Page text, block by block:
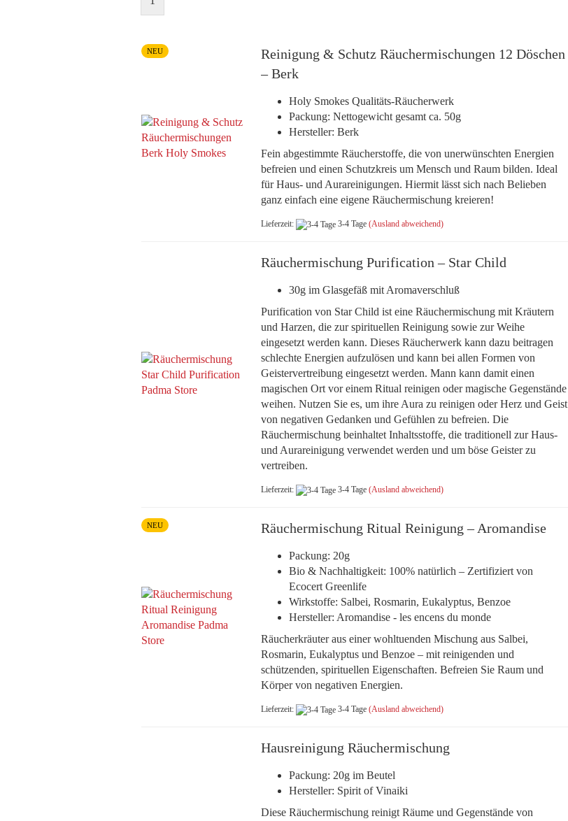
NEU
Reinigung & Schutz Räuchermischungen 12 Döschen
– Berk
Holy Smokes Qualitäts-Räucherwerk
Packung: Nettogewicht gesamt ca. 50g
Hersteller: Berk
Fein abgestimmte Räucherstoffe, die von unerwünschten Energien
befreien und einen Schutzkreis um Mensch und Raum bilden. Ideal
für Haus- und Aurareinigungen. Hiermit lässt sich nach Belieben
ganz einfach eine eigene Räuchermischung kreieren!
Lieferzeit: 3-4 Tage (Ausland abweichend)
Räuchermischung Purification – Star Child
30g im Glasgefäß mit Aromaverschluß
Purification von Star Child ist eine Räuchermischung mit Kräutern
und Harzen, die zur spirituellen Reinigung sowie zur Weihe
eingesetzt werden kann. Dieses Räucherwerk kann dazu beitragen
schlechte Energien aufzulösen und kann bei allen Formen von
Geistervertreibung eingesetzt werden. Mann kann damit einen
magischen Ort vor einem Ritual reinigen oder magische Gegenstände
weihen. Nutzen Sie es, um ihre Aura zu reinigen oder Herz und Geist
von negativen Gedanken und Gefühlen zu befreien. Die
Räuchermischung beinhaltet Inhaltsstoffe, die traditionell zur Haus-
und Aurareinigung verwendet werden und um böse Geister zu
vertreiben.
Lieferzeit: 3-4 Tage (Ausland abweichend)
NEU Räuchermischung Ritual Reinigung – Aromandise
Packung: 20g
Bio & Nachhaltigkeit: 100% natürlich – Zertifiziert von
Ecocert Greenlife
Wirkstoffe: Salbei, Rosmarin, Eukalyptus, Benzoe
Hersteller: Aromandise - les encens du monde
Räucherkräuter aus einer wohltuenden Mischung aus Salbei,
Rosmarin, Eukalyptus und Benzoe – mit reinigenden und
schützenden, spirituellen Eigenschaften. Befreien Sie Raum und
Körper von negativen Energien.
Lieferzeit: 3-4 Tage (Ausland abweichend)
Hausreinigung Räuchermischung
Packung: 20g im Beutel
Hersteller: Spirit of Vinaiki
Diese Räuchermischung reinigt Räume und Gegenstände von